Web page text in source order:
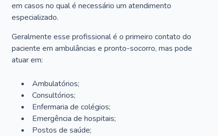
em casos no qual é necessário um atendimento
especializado.
Geralmente esse profissional é o primeiro contato do
paciente em ambulâncias e pronto-socorro, mas pode
atuar em:
Ambulatórios;
Consultórios;
Enfermaria de colégios;
Emergência de hospitais;
Postos de saúde;